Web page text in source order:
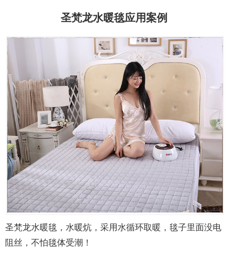
圣梵龙水暖毯应用案例
圣梵龙水暖毯，水暖炕，采用水循环取暖，毯子里面没电
阻丝，不怕毯体受潮！